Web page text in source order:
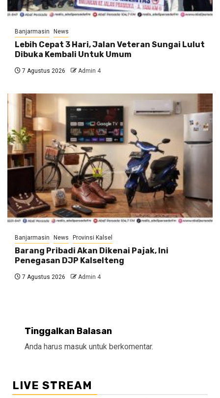
Banjarmasin News
Lebih Cepat 3 Hari, Jalan Veteran Sungai Lulut
Dibuka Kembali Untuk Umum
7 Agustus 2026 Admin 4
Banjarmasin News Provinsi Kalsel
Barang Pribadi Akan Dikenai Pajak, Ini
Penegasan DJP Kalselteng
7 Agustus 2026 Admin 4
Tinggalkan Balasan
Anda harus masuk untuk berkomentar.
LIVE STREAM